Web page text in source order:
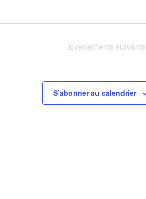
Évènements suivants
S’abonner au calendrier